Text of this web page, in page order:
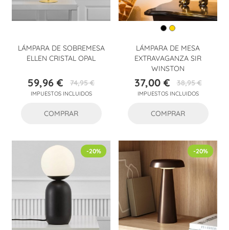
LÁMPARA DE SOBREMESA
ELLEN CRISTAL OPAL
Precio
59,96 €Precio
base
74,95 €
IMPUESTOS INCLUIDOS
COMPRAR
LÁMPARA DE MESA
EXTRAVAGANZA SIR
WINSTON
Precio
37,00 €Precio
base
38,95 €
IMPUESTOS INCLUIDOS
COMPRAR
-20% -20%